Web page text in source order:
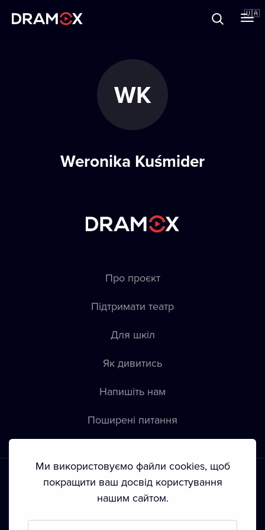
🇺🇦
Зареєструватися
WK
Weronika Kuśmider
Про проєкт
Підтримати театр
Для шкіл
Як дивитись
Напишіть нам
Пoширені питання
Положення й умови • Конфіденційність • Автoрські права
Ми використовуємо файли cookies, щоб
покращити ваш досвід користування
нашим сайтом.